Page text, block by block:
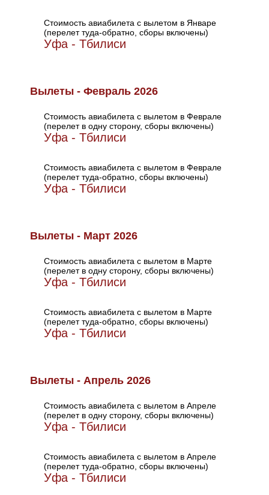
Стоимость авиабилета с вылетом в Январе
(перелет туда-обратно, сборы включены)
Уфа - Тбилиси
Вылеты - Февраль 2026
Стоимость авиабилета с вылетом в Феврале
(перелет в одну сторону, сборы включены)
Уфа - Тбилиси
Стоимость авиабилета с вылетом в Феврале
(перелет туда-обратно, сборы включены)
Уфа - Тбилиси
Вылеты - Март 2026
Стоимость авиабилета с вылетом в Марте
(перелет в одну сторону, сборы включены)
Уфа - Тбилиси
Стоимость авиабилета с вылетом в Марте
(перелет туда-обратно, сборы включены)
Уфа - Тбилиси
Вылеты - Апрель 2026
Стоимость авиабилета с вылетом в Апреле
(перелет в одну сторону, сборы включены)
Уфа - Тбилиси
Стоимость авиабилета с вылетом в Апреле
(перелет туда-обратно, сборы включены)
Уфа - Тбилиси